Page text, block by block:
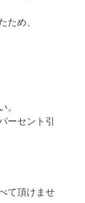
ため、
。
ーセント引
て頂けませ